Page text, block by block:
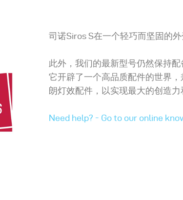
司诺Siros S在一个轻巧而坚固的外
此外，我们的最新型号仍然保持配
它开辟了一个高品质配件的世界
朗灯效配件，以实现最大的创造力
Need help? - Go to our online